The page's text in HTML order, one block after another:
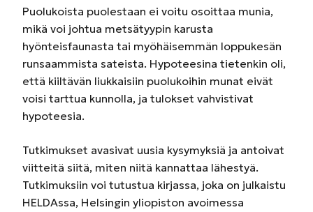
Puolukoista puolestaan ei voitu osoittaa munia,
mikä voi johtua metsätyypin karusta
hyönteisfaunasta tai myöhäisemmän loppukesän
runsaammista sateista. Hypoteesina tietenkin oli,
että kiiltävän liukkaisiin puolukoihin munat eivät
voisi tarttua kunnolla, ja tulokset vahvistivat
hypoteesia.
Tutkimukset avasivat uusia kysymyksiä ja antoivat
viitteitä siitä, miten niitä kannattaa lähestyä.
Tutkimuksiin voi tutustua kirjassa, joka on julkaistu
HELDAssa, Helsingin yliopiston avoimessa